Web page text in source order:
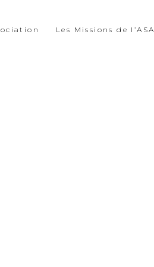
Les Missions de l’ASA